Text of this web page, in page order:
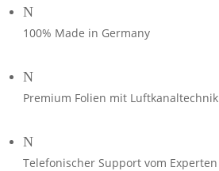
N
100% Made in Germany
N
Premium Folien mit Luftkanaltechnik
N
Telefonischer Support vom Experten